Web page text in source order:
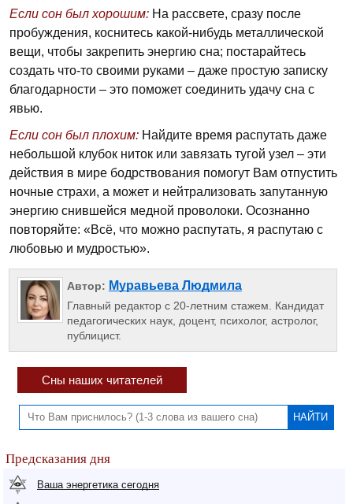
Если сон был хорошим: На рассвете, сразу после
пробуждения, коснитесь какой-нибудь металлической
вещи, чтобы закрепить энергию сна; постарайтесь
создать что-то своими руками – даже простую записку
благодарности – это поможет соединить удачу сна с
явью.
Если сон был плохим: Найдите время распутать даже
небольшой клубок ниток или завязать тугой узел – эти
действия в мире бодрствования помогут Вам отпустить
ночные страхи, а может и нейтрализовать запутанную
энергию снившейся медной проволоки. Осознанно
повторяйте: «Всё, что можно распутать, я распутаю с
любовью и мудростью».
Автор: Муравьева Людмила
Главный редактор с 20-летним стажем. Кандидат
педагогических наук, доцент, психолог, астролог,
публицист.
Сны наших читателей
Предсказания дня
Ваша энергетика сегодня